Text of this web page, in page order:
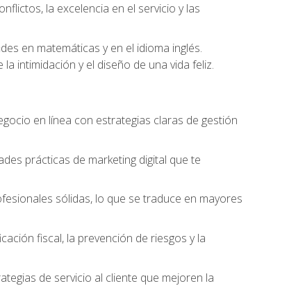
la excelencia en el servicio y las
en matemáticas y en el idioma inglés.
intimidación y el diseño de una vida feliz.
en línea con estrategias claras de gestión
prácticas de marketing digital que te
sólidas, lo que se traduce en mayores
fiscal, la prevención de riesgos y la
de servicio al cliente que mejoren la